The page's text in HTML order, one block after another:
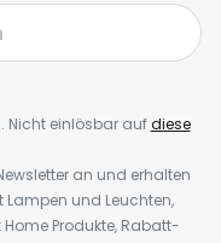
Nicht einlösbar aufdiese
an und erhalten
und Leuchten,
Produkte, Rabatt-